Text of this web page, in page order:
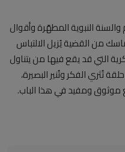
النبوية المطهّرة وأقوال
من القضية يُزيل الالتباس
التي قد يقع فيها من يتناول
الفكر وتُنير البصيرة،
موثوق ومفيد في هذا الباب.